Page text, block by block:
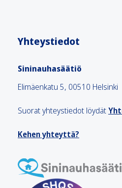
Yhteystiedot
Sininauhasäätiö
Elimäenkatu 5, 00510 Helsinki
Suorat yhteystiedot löydät
Kehen yhteyttä?